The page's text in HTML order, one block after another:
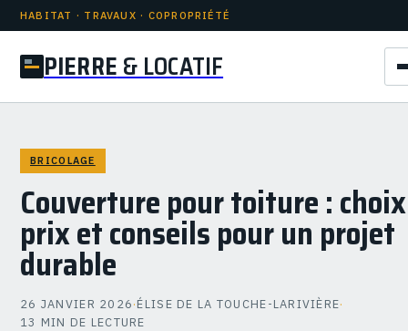
HABITAT · TRAVAUX · COPROPRIÉTÉ
PIERRE & LOCATIF
BRICOLAGE
Couverture pour toiture :
prix et conseils pour un projet
durable
26 JANVIER 2026·ÉLISE DE LA TOUCHE-LARIVIÈRE·
13 MIN DE LECTURE